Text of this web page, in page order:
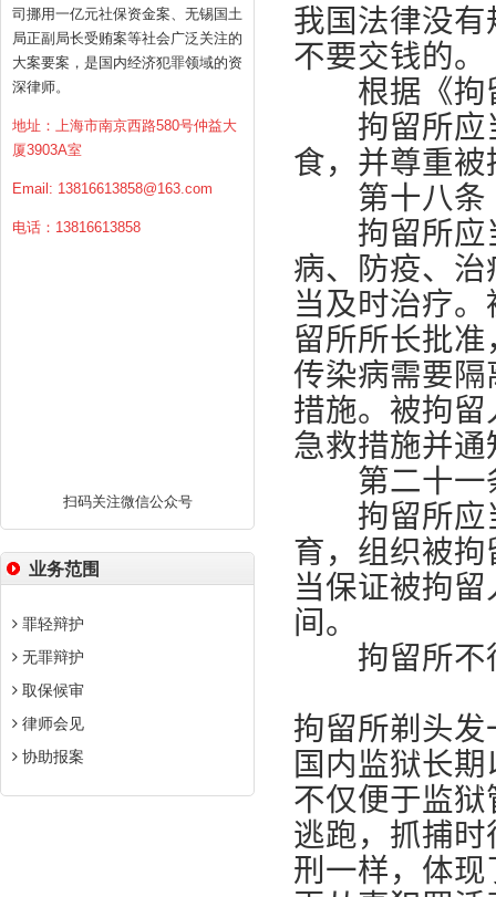
司挪用一亿元社保资金案、无锡国土
局正副局长受贿案等社会广泛关注的
大案要案，是国内经济犯罪领域的资
深律师。
地址：上海市南京西路580号仲益大
厦3903A室
Email: 13816613858@163.com
电话：13816613858
扫码关注微信公众号
业务范围
罪轻辩护
无罪辩护
取保候审
律师会见
协助报案
我国法律没
不要交钱的。
根据《拘
拘留所应当
食，并尊重
第十八条
拘留所应
病、防疫、
当及时治疗
留所所长批
传染病需要
措施。被拘
急救措施并
第二十一
拘留所应
育，组织被
当保证被拘
间。
拘留所不
拘留所剃头
国内监狱长
不仅便于监
逃跑，抓捕
刑一样，体